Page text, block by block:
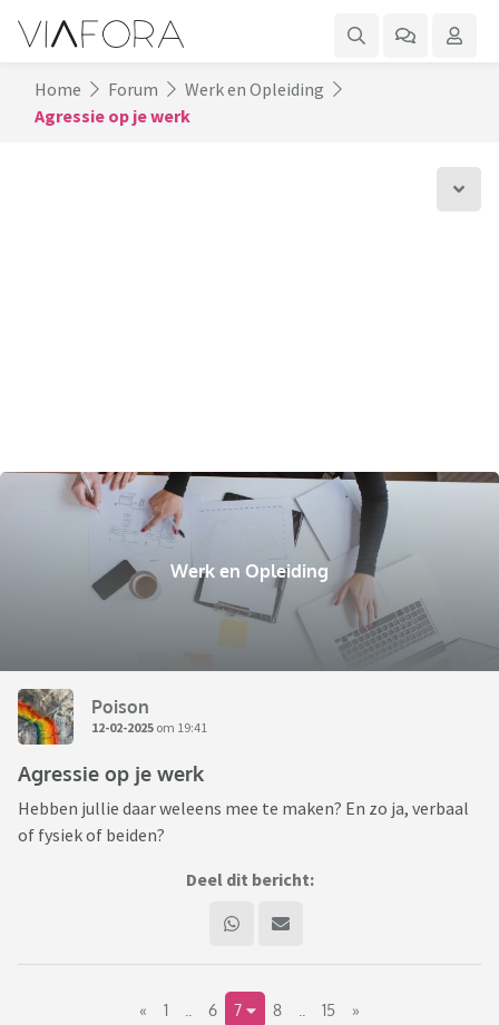
Home Forum
Werk en Opleiding
Agressie op je werk
Werk en Opleiding
Poison
12-02-2025 om 19:41
Agressie op je werk
Hebben jullie daar weleens mee te maken? En zo ja, verbaal
of fysiek of beiden?
Deel dit bericht:
« 1 6 7 8 15 »